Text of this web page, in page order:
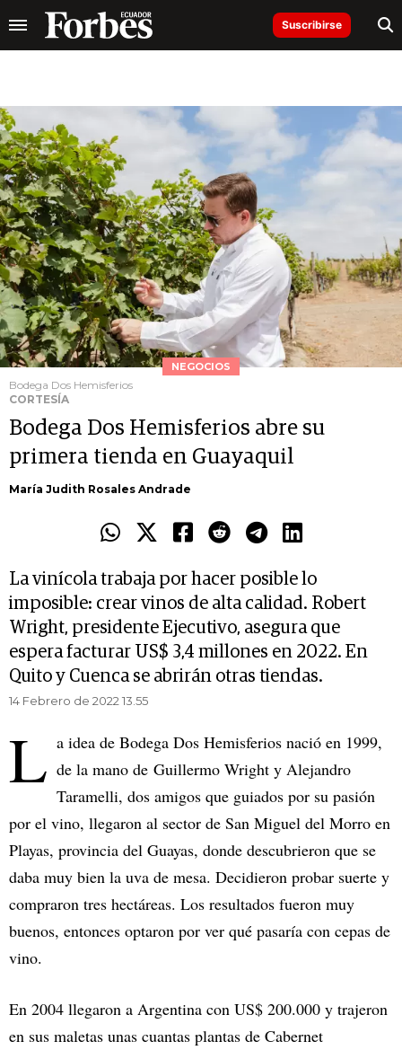
Suscribirse
NEGOCIOS
Bodega Dos Hemisferios
CORTESÍA
Bodega Dos Hemisferios abre su
primera tienda en Guayaquil
María Judith Rosales Andrade
La vinícola trabaja por hacer posible lo
imposible: crear vinos de alta calidad. Robert
Wright, presidente Ejecutivo, asegura que
espera facturar US$ 3,4 millones en 2022. En
Quito y Cuenca se abrirán otras tiendas.
14 Febrero de 2022 13.55
L a idea de Bodega Dos Hemisferios nació en 1999,
de la mano de Guillermo Wright y Alejandro
Taramelli, dos amigos que guiados por su pasión
por el vino, llegaron al sector de San Miguel del Morro en
Playas, provincia del Guayas, donde descubrieron que se
daba muy bien la uva de mesa. Decidieron probar suerte y
compraron tres hectáreas. Los resultados fueron muy
buenos, entonces optaron por ver qué pasaría con cepas de
vino.
En 2004 llegaron a Argentina con US$ 200.000 y trajeron
en sus maletas unas cuantas plantas de Cabernet